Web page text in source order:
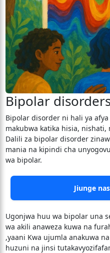
Bipolar
Bipolar disorder ni hali ya
makubwa katika hisia,
Dalili za bipolar disorder
mania na kipindi cha
wa bipolar.
Jiunge
Ugonjwa huu wa bipolar una
wa akili anaweza kuwa na
,yaani Kwa ujumla anakuwa
huzuni na jinsi